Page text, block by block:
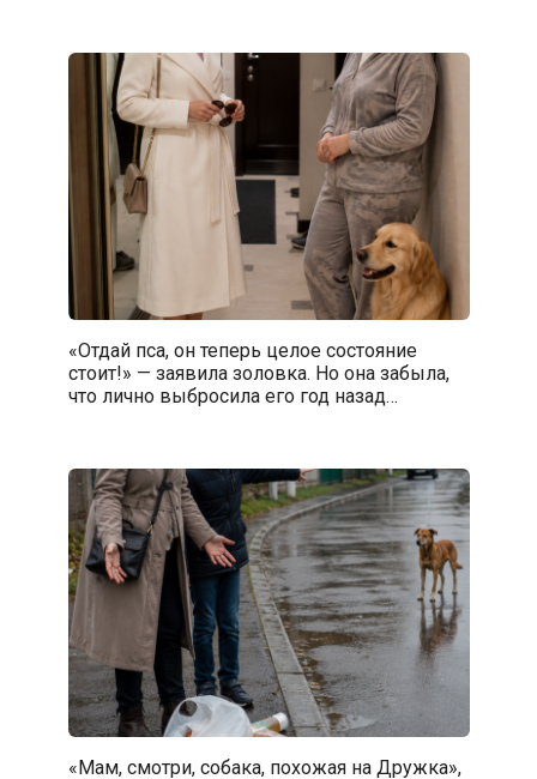
«Отдай пса, он теперь целое состояние
стоит!» — заявила золовка. Но она забыла,
что лично выбросила его год назад…
«Мам, смотри, собака, похожая на Дружка»,